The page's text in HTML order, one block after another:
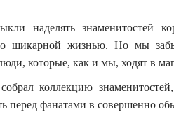
наделять знаменитостей
шикарной жизнью. Но мы
которые, как и мы, ходят в
собрал коллекцию
перед фанатами в совершенно